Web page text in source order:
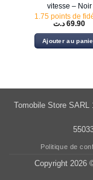
vitesse – Noir
1.75 points de
69.90 د.ت
Ajouter au
Tomobile Store SARL
Politique de
Copyright 2026